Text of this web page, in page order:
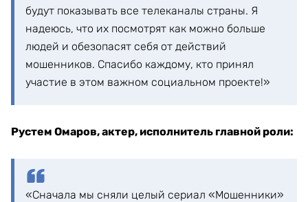
будут показывать все телеканалы страны. Я
надеюсь, что их посмотрят как можно больше
людей и обезопасят себя от действий
мошенников. Спасибо каждому, кто принял
участие в этом важном социальном проекте!»
Рустем Омаров, актер, исполнитель главной роли:
«Сначала мы сняли целый сериал «Мошенники»